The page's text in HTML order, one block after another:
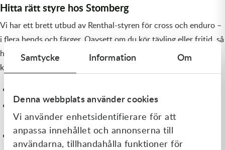
Samtycke Information Om
Denna webbplats använder cookies
Vi använder enhetsidentifierare för att
anpassa innehållet och annonserna till
användarna, tillhandahålla funktioner för
Hitta rätt styre hos Stomberg
Vi har ett brett utbud av Renthal-styren för cross och enduro –
i flera bends och färger. Oavsett om du kör tävling eller fritid, så
har vi ett styre som ger dig bättre kontroll, hållning och
körglädje.
Behöver du hjälp att välja? Kontaktavår support
vi dig direkt!
Vill du läsa mer? Se ävendetta inlägg.